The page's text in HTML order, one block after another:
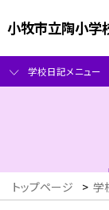
小牧市立陶小学
学校日記メニュー
トップページ > 学